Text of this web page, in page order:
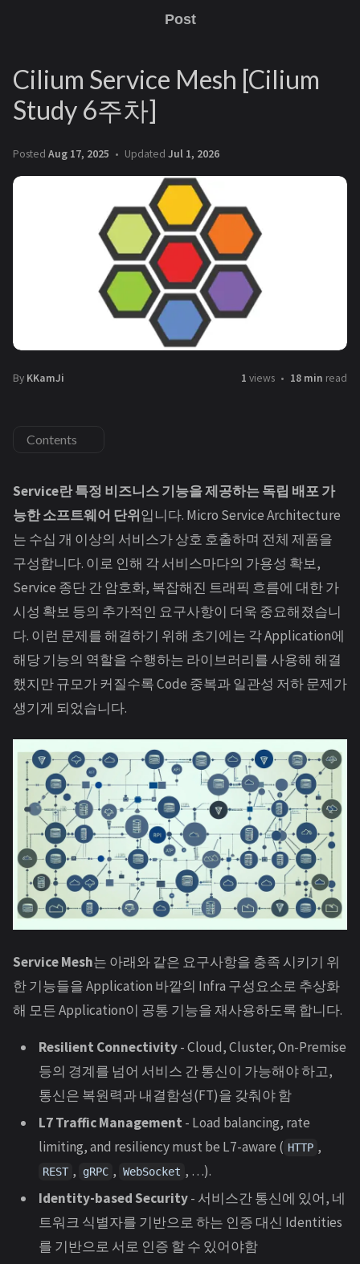
Post
Cilium Service Mesh [Cilium
Study 6주차]
Posted Aug 17, 2025 Updated Jul 1, 2026
By KKamJi 1 views 18 min read
Contents
Service란 특정 비즈니스 기능을 제공하는 독립 배포 가
능한 소프트웨어 단위입니다. Micro Service Architecture
는 수십 개 이상의 서비스가 상호 호출하며 전체 제품을
구성합니다. 이로 인해 각 서비스마다의 가용성 확보,
Service 종단 간 암호화, 복잡해진 트래픽 흐름에 대한 가
시성 확보 등의 추가적인 요구사항이 더욱 중요해졌습니
다. 이런 문제를 해결하기 위해 초기에는 각 Application에
해당 기능의 역할을 수행하는 라이브러리를 사용해 해결
했지만 규모가 커질수록 Code 중복과 일관성 저하 문제가
생기게 되었습니다.
Service Mesh는 아래와 같은 요구사항을 충족 시키기 위
한 기능들을 Application 바깥의 Infra 구성요소로 추상화
해 모든 Application이 공통 기능을 재사용하도록 합니다.
Resilient Connectivity- Cloud, Cluster, On-Premise
등의 경계를 넘어 서비스 간 통신이 가능해야 하고,
통신은 복원력과 내결함성(FT)을 갖춰야 함
L7 Traffic Management - Load balancing, rate
limiting, and resiliency must be L7-aware ( HTTP ,
REST , gRPC , WebSocket , …).
Identity-based Security- 서비스간 통신에 있어, 네
트워크 식별자를 기반으로 하는 인증 대신 Identities
를 기반으로 서로 인증 할 수 있어야함